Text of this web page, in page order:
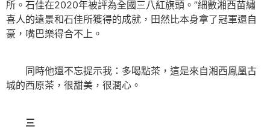
所。石佳在2020年被評為全國三八紅旗頭。”細數湘西苗繡
喜人的遠景和石佳所獲得的成就，田然比本身拿了冠軍還自
豪，嘴巴樂得合不上。
同時他還不忘提示我：多喝點茶，這是來自湘西鳳凰古
城的西原茶，很甜美，很潤心。
三